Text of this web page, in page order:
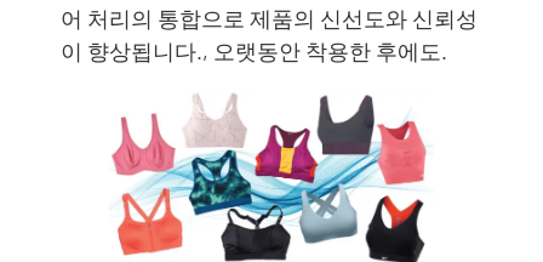
어 처리의 통합으로 제품의 신선도와 신뢰성
이 향상됩니다., 오랫동안 착용한 후에도.